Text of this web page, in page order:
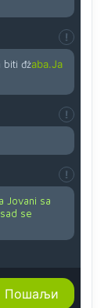
biti đžaba.Ja
Jovani sa
se